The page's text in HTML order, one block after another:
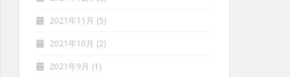
2021年11月 (5)
2021年10月 (2)
2021年9月 (1)